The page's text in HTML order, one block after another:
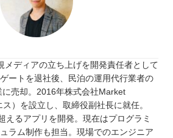
メディアの立ち上げを開発責任者として
ートを退社後、民泊の運用代行業者の
売却。2016年株式会社Market
）を設立し、取締役副社長に就任。
えるアプリを開発。現在はプログラミ
ラム制作も担当。現場でのエンジニア